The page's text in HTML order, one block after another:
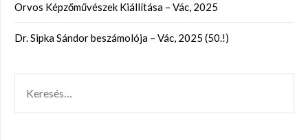
Orvos Képzőművészek Kiállítása – Vác, 2025
Dr. Sipka Sándor beszámolója – Vác, 2025 (50.!)